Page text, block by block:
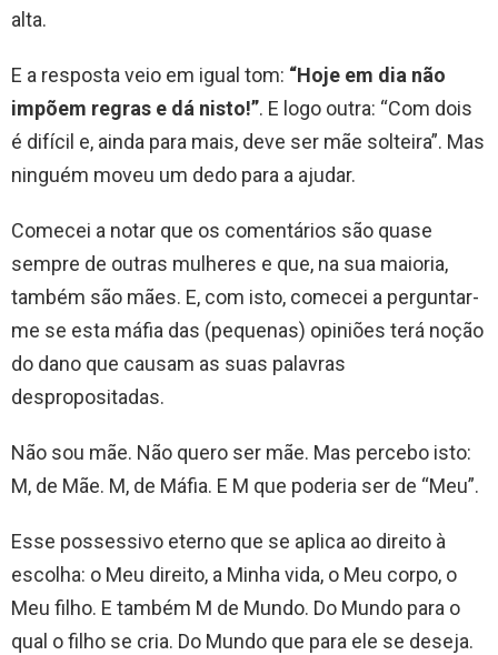
alta.
E a resposta veio em igual tom: “Hoje em dia não
impõem regras e dá nisto!”. E logo outra: “Com dois
é difícil e, ainda para mais, deve ser mãe solteira”. Mas
ninguém moveu um dedo para a ajudar.
Comecei a notar que os comentários são quase
sempre de outras mulheres e que, na sua maioria,
também são mães. E, com isto, comecei a perguntar-
me se esta máfia das (pequenas) opiniões terá noção
do dano que causam as suas palavras
despropositadas.
Não sou mãe. Não quero ser mãe. Mas percebo isto:
M, de Mãe. M, de Máfia. E M que poderia ser de “Meu”.
Esse possessivo eterno que se aplica ao direito à
escolha: o Meu direito, a Minha vida, o Meu corpo, o
Meu filho. E também M de Mundo. Do Mundo para o
qual o filho se cria. Do Mundo que para ele se deseja.